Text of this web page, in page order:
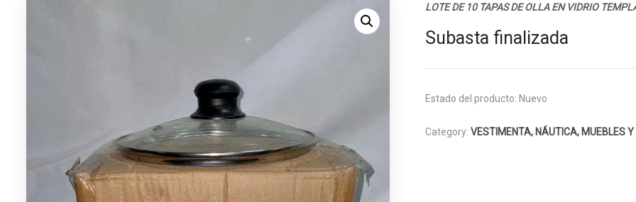
LOTE DE 10 TAPAS DE OLLA EN VIDRIO
Subasta finalizada
Estado del producto: Nuevo
Category: VESTIMENTA, NÁUTICA, MUEBLES